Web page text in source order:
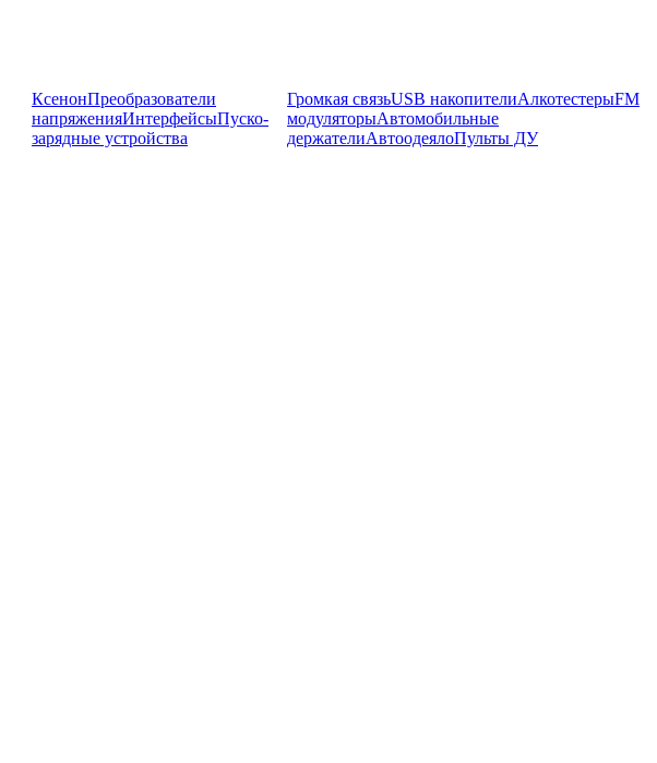
КсенонПреобразователи
напряженияИнтерфейсыПуско-
зарядные устройства
Громкая связьUSB накопителиАлкотестерыFM
модуляторыАвтомобильные
держателиАвтоодеялоПульты ДУ